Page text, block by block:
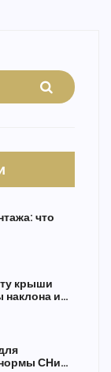
что
крыши
и
СНиП